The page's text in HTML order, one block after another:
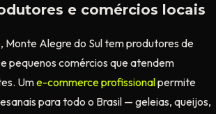
e comércios locais
Monte Alegre do Sul tem produtores de
pequenos comércios que atendem
Ume-commerce profissionalpermite
para todo o Brasil — geleias, queijos,